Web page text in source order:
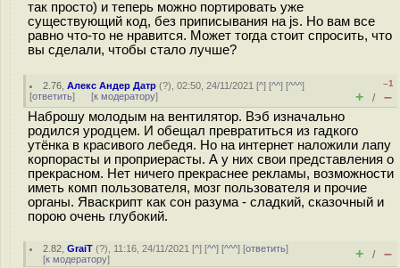
так просто) и теперь можно портировать уже
существующий код, без приписывания на js. Но вам все
равно что-то не нравится. Может тогда стоит спросить, что
вы сделали, чтобы стало лучше?
2.76 ,Алекс Андер Датр (?), 02:50, 24/11/2021 [^] [^^] [^^^]
[ответить] [к модератору]
–1
+ / –
Наброшу молодым на вентилятор. Вэб изначально
родился уродцем. И обещал превратиться из гадкого
утёнка в красивого лебедя. Но на интернет наложили лапу
корпорасты и проприерасты. А у них свои представления о
прекрасном. Нет ничего прекраснее рекламы, возможности
иметь комп пользователя, мозг пользователя и прочие
органы. Яваскрипт как сон разума - сладкий, сказочный и
порою очень глубокий.
2.82 ,GraiT (?), 11:16, 24/11/2021 [^] [^^] [^^^] [ответить]
[к модератору] + / –